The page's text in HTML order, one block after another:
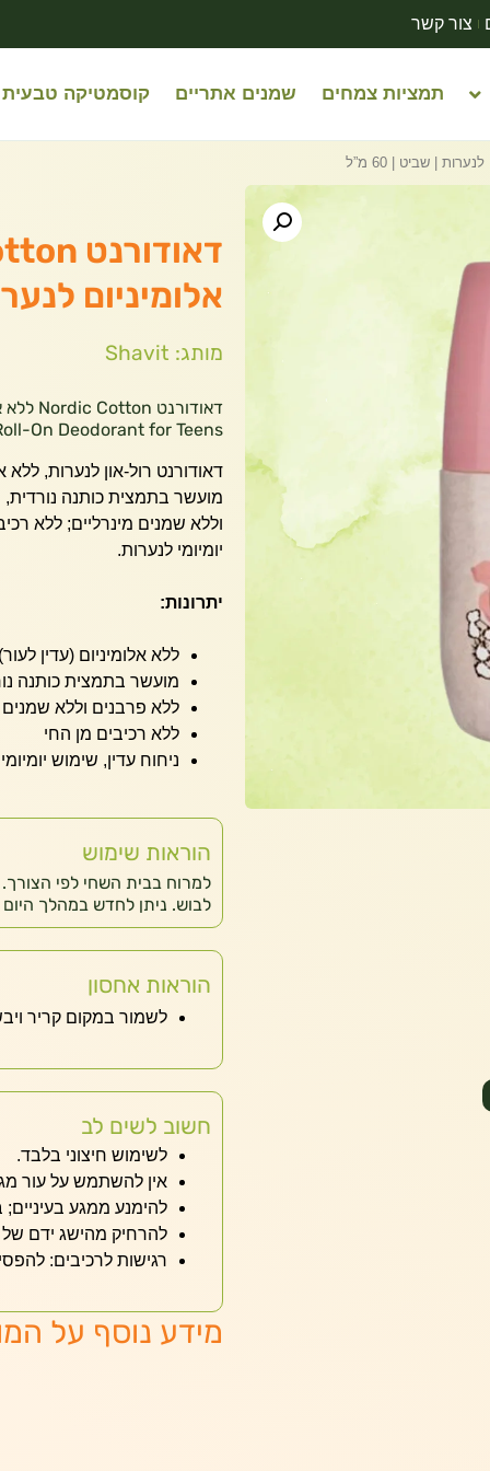
צור קשר
תמציות צמחים שמנים אתריים קוסמטיקה טבעית
אלומיניום
מותג: Shavit
On Deodorant for Teens
דאודורנט רול-און לנערות,
מועשר בתמצית כותנה נורדית,
וללא שמנים מינרליים; ללא
יומיומי לנערות.
יתרונות:
ללא אלומיניום (עדין
מועשר בתמצית כותנה
ללא פרבנים וללא שמנים
ללא רכיבים מן החי
ניחוח עדין, שימוש
הוראות שימוש
למרוח בבית השחי לפי הצורך.
לבוש. ניתן לחדש במהלך היום
הוראות אחסון
לשמור במקום קריר
חשוב לשים לב
לשימוש חיצוני בלבד.
אין להשתמש על עור
להימנע ממגע
להרחיק מהישג ידם של
רגישות לרכיבים:
מידע נוסף על